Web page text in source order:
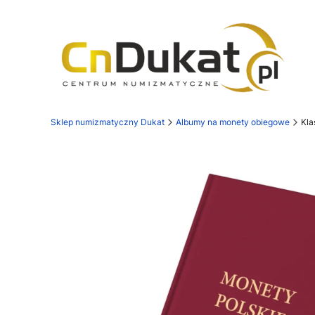
Sklep numizmatyczny Dukat Albumy na monety obiegowe